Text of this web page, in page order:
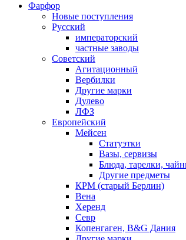
Фарфор
Новые поступления
Русский
императорский
частные заводы
Советский
Агитационный
Вербилки
Другие марки
Дулево
ЛФЗ
Европейский
Мейсен
Статуэтки
Вазы, сервизы
Блюда, тарелки,
Другие предметы
КРМ (старый Берлин)
Вена
Херенд
Севр
Копенгаген, B&G Дания